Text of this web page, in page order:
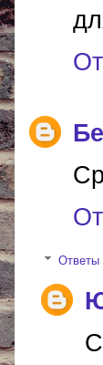
Ответы